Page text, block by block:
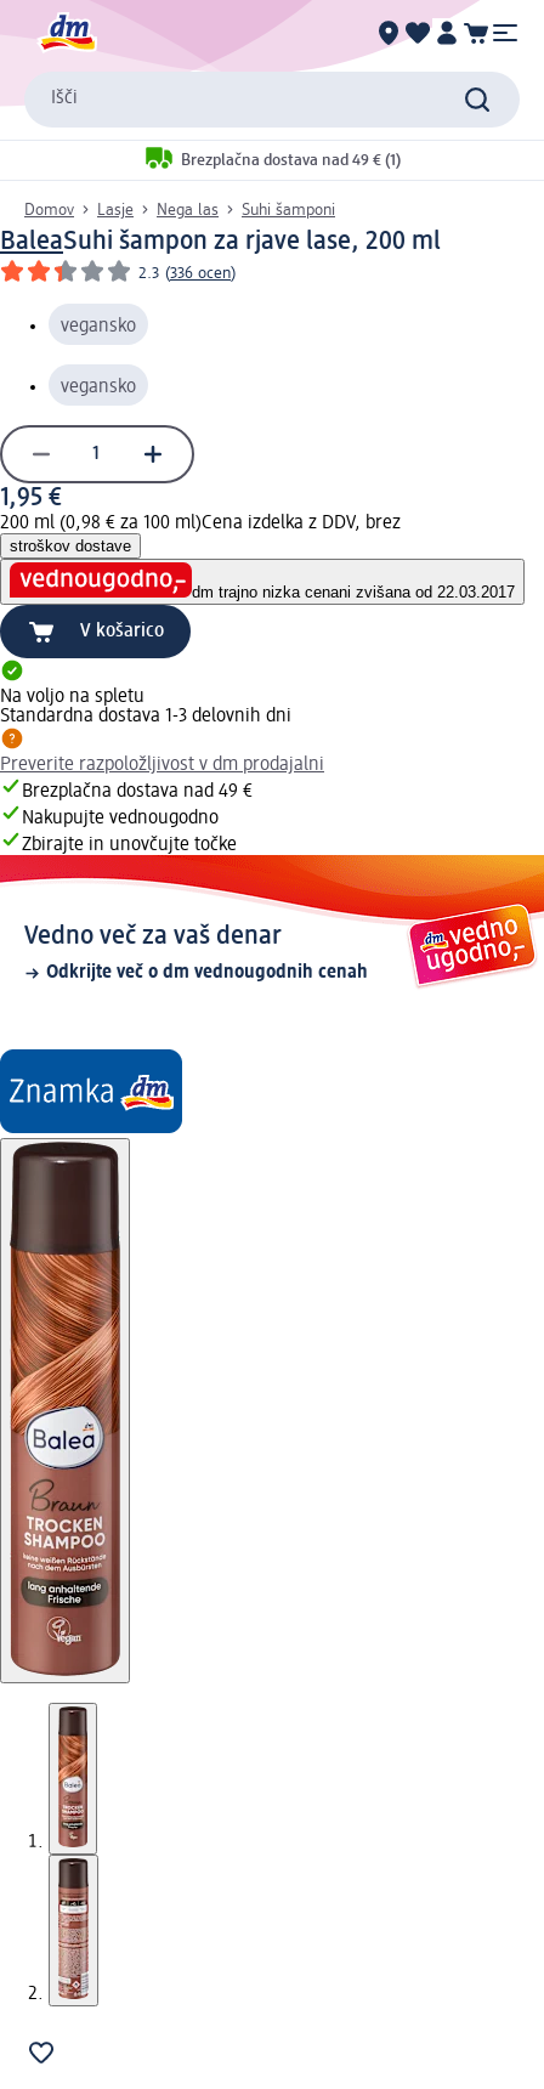
Išči
Brezplačna dostava nad 49 € (1)
Domov Lasje Nega las Suhi šamponi
BaleaSuhi šampon za rjave lase, 200 ml
2.3 (336 ocen)
vegansko
vegansko
1,95 €
200 ml (0,98 € za 100 ml)Cena izdelka z DDV, brez
stroškov dostave
dm trajno nizka cenani zvišana od 22.03.2017
V košarico
Na voljo na spletu
Standardna dostava 1-3 delovnih dni
Preverite razpoložljivost v dm prodajalni
Brezplačna dostava nad 49 €
Nakupujte vednougodno
Zbirajte in unovčujte točke
Vedno več za vaš denar
Odkrijte več o dm vednougodnih cenah